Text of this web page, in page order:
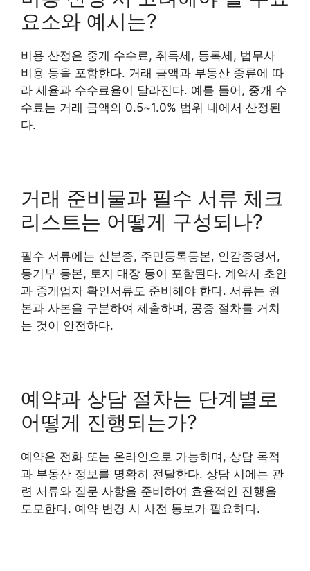
요소와 예시는?
비용 산정은 중개 수수료, 취득세, 등록세, 법무사
비용 등을 포함한다. 거래 금액과 부동산 종류에 따
라 세율과 수수료율이 달라진다. 예를 들어, 중개 수
수료는 거래 금액의 0.5~1.0% 범위 내에서 산정된
다.
거래 준비물과 필수 서류 체크
리스트는 어떻게 구성되나?
필수 서류에는 신분증, 주민등록등본, 인감증명서,
등기부 등본, 토지 대장 등이 포함된다. 계약서 초안
과 중개업자 확인서류도 준비해야 한다. 서류는 원
본과 사본을 구분하여 제출하며, 공증 절차를 거치
는 것이 안전하다.
예약과 상담 절차는 단계별로
어떻게 진행되는가?
예약은 전화 또는 온라인으로 가능하며, 상담 목적
과 부동산 정보를 명확히 전달한다. 상담 시에는 관
련 서류와 질문 사항을 준비하여 효율적인 진행을
도모한다. 예약 변경 시 사전 통보가 필요하다.